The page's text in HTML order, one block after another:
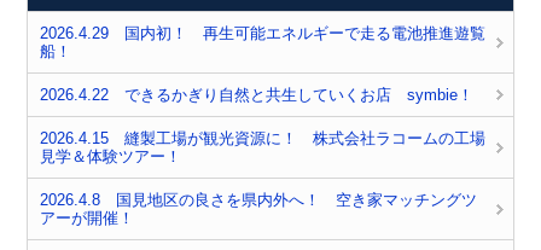
2026.4.29 国内初！ 再生可能エネルギーで走る電池推進遊覧
船！
2026.4.22 できるかぎり自然と共生していくお店 symbie！
2026.4.15 縫製工場が観光資源に！ 株式会社ラコームの工場
見学＆体験ツアー！
2026.4.8 国見地区の良さを県内外へ！ 空き家マッチングツ
アーが開催！